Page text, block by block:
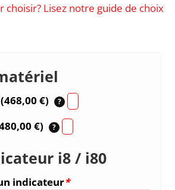
choisir? Lisez notre guide de choix
468,00€) ?
€) ?
i8 / i80
indicateur*